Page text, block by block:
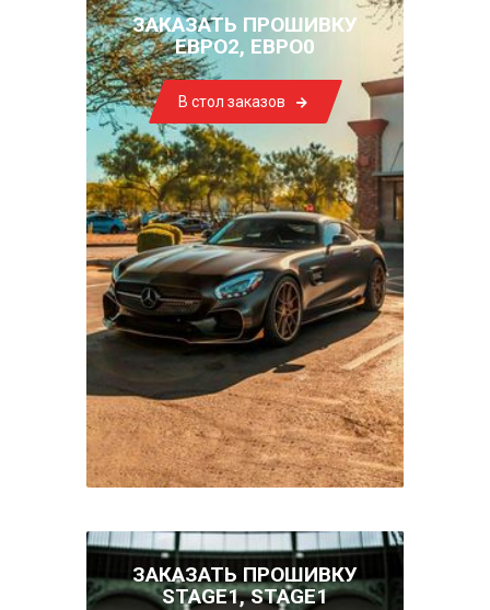
ЗАКАЗАТЬ ПРОШИВКУ
ЕВРО2, ЕВРО0
В стол заказов
ЗАКАЗАТЬ ПРОШИВКУ
STAGE1, STAGE1